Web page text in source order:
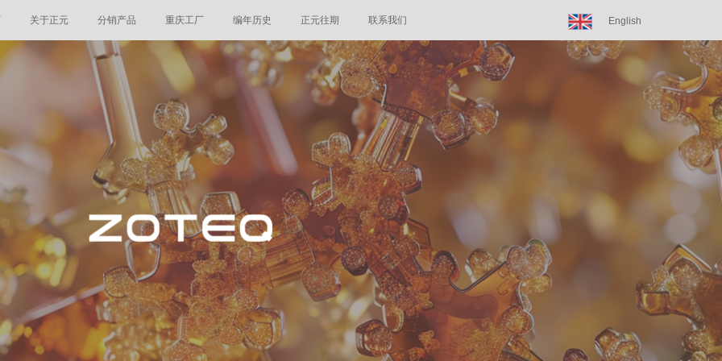
关于正元 分销产品 重庆工厂 编年历史 正元往期 联系我们 English